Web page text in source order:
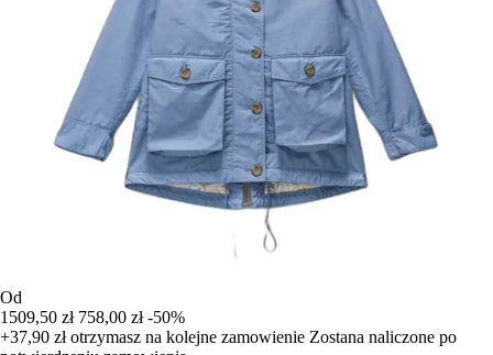
Od
1509,50 zł 758,00 zł -50%
+37,90 złotrzymasz na kolejne zamowienie Zostana naliczone po